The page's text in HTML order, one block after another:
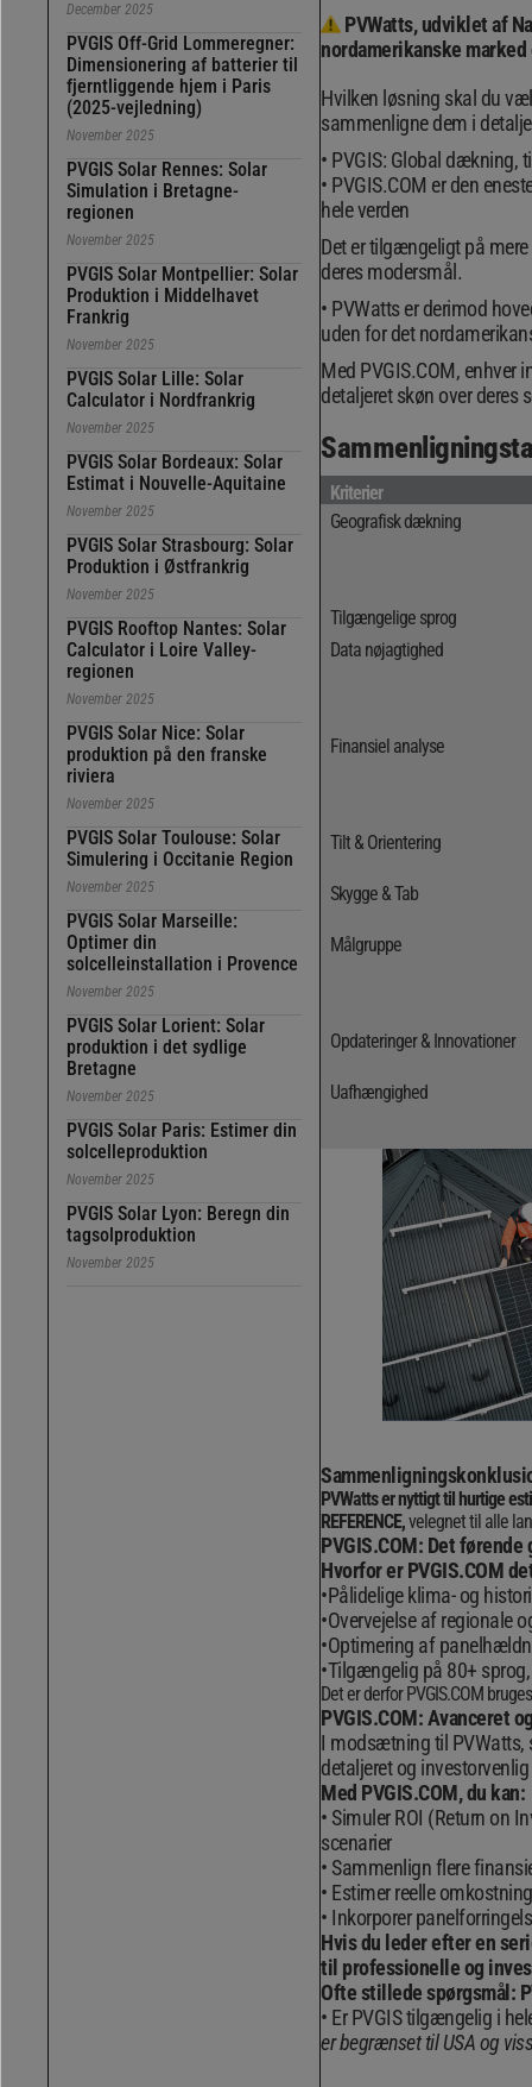
December 2025
PVGIS Off-Grid Lommeregner:
Dimensionering af batterier til
fjerntliggende hjem i Paris
(2025-vejledning)
November 2025
PVGIS Solar Rennes: Solar
Simulation i Bretagne-
regionen
November 2025
PVGIS Solar Montpellier: Solar
Produktion i Middelhavet
Frankrig
November 2025
PVGIS Solar Lille: Solar
Calculator i Nordfrankrig
November 2025
PVGIS Solar Bordeaux: Solar
Estimat i Nouvelle-Aquitaine
November 2025
PVGIS Solar Strasbourg: Solar
Produktion i Østfrankrig
November 2025
PVGIS Rooftop Nantes: Solar
Calculator i Loire Valley-
regionen
November 2025
PVGIS Solar Nice: Solar
produktion på den franske
riviera
November 2025
PVGIS Solar Toulouse: Solar
Simulering i Occitanie Region
November 2025
PVGIS Solar Marseille:
Optimer din
solcelleinstallation i Provence
November 2025
PVGIS Solar Lorient: Solar
produktion i det sydlige
Bretagne
November 2025
PVGIS Solar Paris: Estimer din
solcelleproduktion
November 2025
PVGIS Solar Lyon: Beregn din
tagsolproduktion
November 2025
PVWatts, udviklet af
nordamerikanske
Hvilken løsning skal du
sammenligne dem i
PVGIS: Global dækning,
PVGIS.COM er den
hele verden
Det er tilgængeligt på
deres modersmål.
PVWatts er derimod
uden for det
Med PVGIS.COM, enhver
detaljeret skøn over deres
Kriterier
Geografisk dækning
Tilgængelige sprog
Data nøjagtighed
Finansiel analyse
Tilt & Orientering
Skygge & Tab
Målgruppe
Opdateringer & Innovationer
Uafhængighed
PVWatts er nyttigt til hurtige
REFERENCE,velegnet til alle
PVGIS.COM: Det
Hvorfor er PVGIS.COM
Pålidelige klima- og
Overvejelse af regionale
Optimering af
Tilgængelig på 80+
Det er derfor PVGIS.COM
PVGIS.COM: Avanceret
I modsætning til PVWatts,
detaljeret og
Med PVGIS.COM, du kan:
Simuler ROI (Return on
scenarier
Sammenlign flere
Estimer reelle
Inkorporer
Hvis du leder efter en
til professionelle og
Ofte stillede spørgsmål:
Er PVGIS tilgængelig i
er begrænset til USA og